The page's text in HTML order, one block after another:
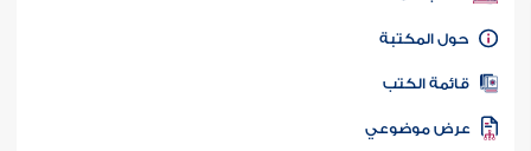
كتاب الأمة
المكتبة
الكتب